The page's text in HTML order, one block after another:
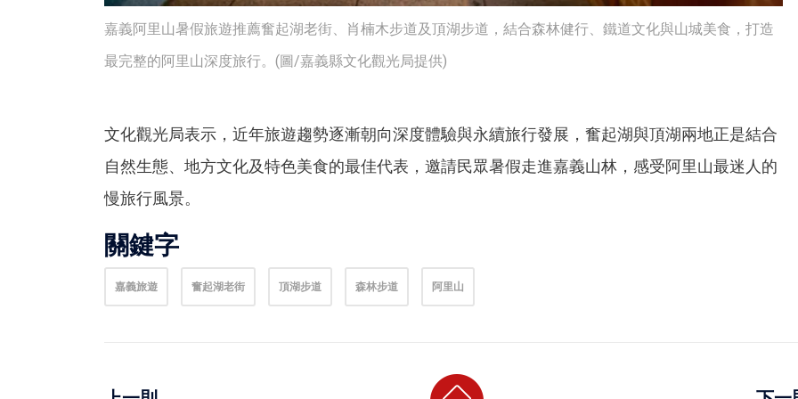
嘉義阿里山暑假旅遊推薦奮起湖老街、肖楠木步道及頂湖步道，結合森林健行、鐵道文化與山城美食，打造
最完整的阿里山深度旅行。(圖/嘉義縣文化觀光局提供)
文化觀光局表示，近年旅遊趨勢逐漸朝向深度體驗與永續旅行發展，奮起湖與頂湖兩地正是結合
自然生態、地方文化及特色美食的最佳代表，邀請民眾暑假走進嘉義山林，感受阿里山最迷人的
慢旅行風景。
關鍵字
嘉義旅遊 奮起湖老街 頂湖步道 森林步道 阿里山